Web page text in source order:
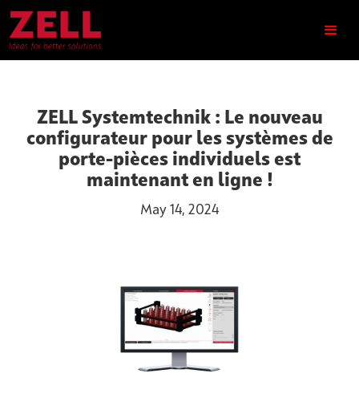
ZELL Systemtechnik : Le nouveau
configurateur pour les systèmes de
porte-pièces individuels est
maintenant en ligne !
May 14, 2024